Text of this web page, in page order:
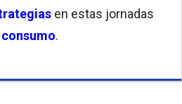
en estas jornadas
consumo.